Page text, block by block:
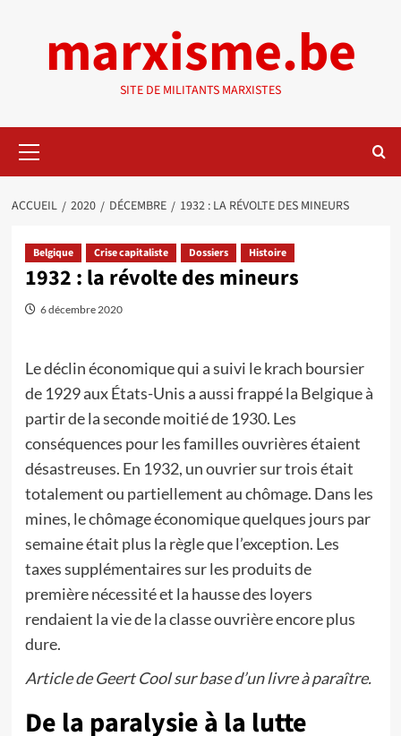
marxisme.be
SITE DE MILITANTS MARXISTES
principal
ACCUEIL 2020 DÉCEMBRE 1932 : LA RÉVOLTE DES MINEURS
Belgique Crise capitaliste Dossiers Histoire
1932 : la révolte des mineurs
6 décembre 2020
Le déclin économique qui a suivi le krach boursier
de 1929 aux États-Unis a aussi frappé la Belgique à
partir de la seconde moitié de 1930. Les
conséquences pour les familles ouvrières étaient
désastreuses. En 1932, un ouvrier sur trois était
totalement ou partiellement au chômage. Dans les
mines, le chômage économique quelques jours par
semaine était plus la règle que l’exception. Les
taxes supplémentaires sur les produits de
première nécessité et la hausse des loyers
rendaient la vie de la classe ouvrière encore plus
dure.
Article de Geert Cool sur base d’un livre à paraître.
De la paralysie à la lutte